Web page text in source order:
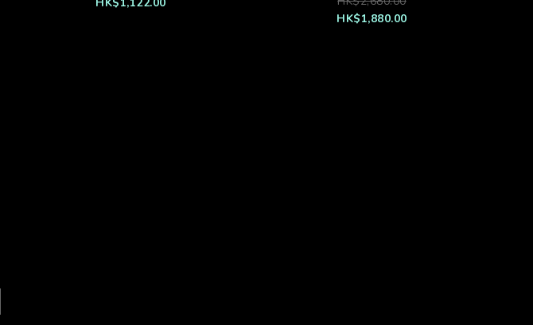
HK$1,122.00
HK$1,880.00